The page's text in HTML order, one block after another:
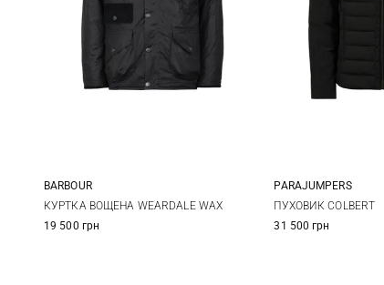
S M L
BARBOUR
КУРТКА ВОЩЕНА WEARDALE WAX
19 500 грн
M L
PARAJUMPERS
ПУХОВИК COLBERT
31 500 грн